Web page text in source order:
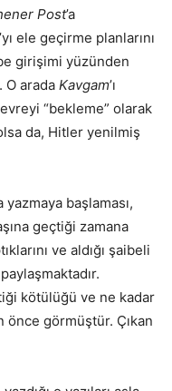
Post’a
ele geçirme planlarını
girişimi yüzünden
O arada Kavgam’ı
“bekleme” olarak
da, Hitler yenilmiş
yazmaya başlaması,
geçtiği zamana
ve aldığı şaibeli
kötülüğü ve ne kadar
görmüştür. Çıkan